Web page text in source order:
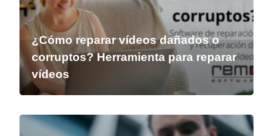
¿Cómo reparar vídeos dañados o
corruptos? Herramienta para reparar
vídeos